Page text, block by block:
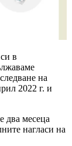
в
на
2022 г. и
два месеца
нагласи на